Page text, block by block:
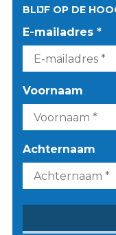
BLIJF OP DE
E-mailadres *
Voornaam
Achternaam